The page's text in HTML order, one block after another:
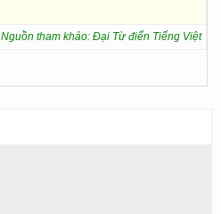
Nguồn tham khảo: Đại Từ điển Tiếng Việt